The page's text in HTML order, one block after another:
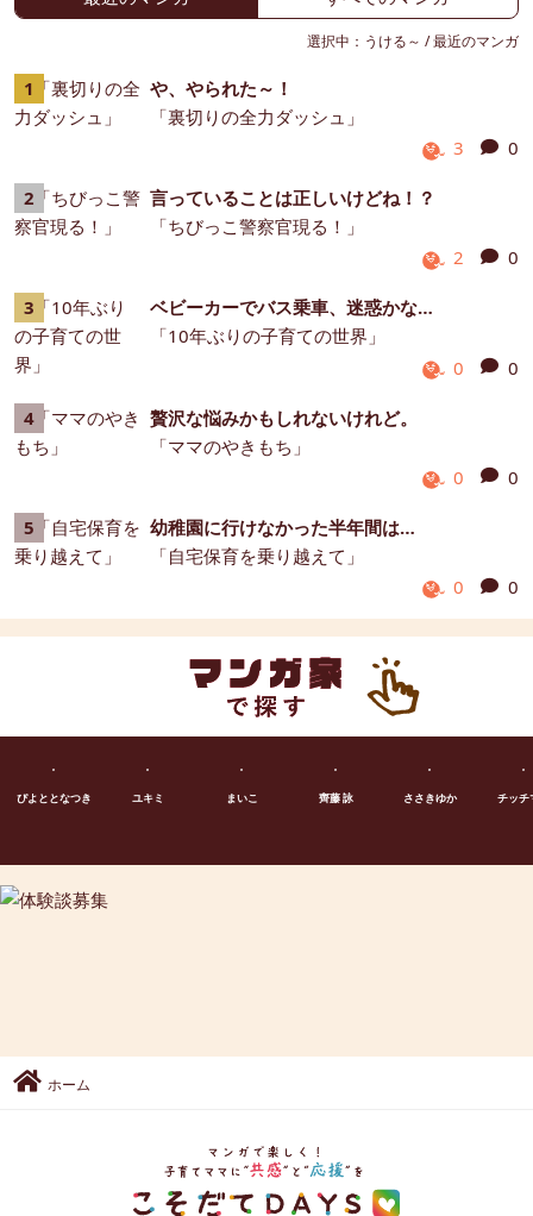
選択中： うける～ /最近のマンガ
や、やられた～！
「裏切りの全力ダッシュ」
3
0
言っていることは正しいけどね！？
「ちびっこ警察官現る！」
2
0
ベビーカーでバス乗車、迷惑かな…
「10年ぶりの子育ての世界」
0
0
贅沢な悩みかもしれないけれど。
「ママのやきもち」
0
0
幼稚園に行けなかった半年間は…
「自宅保育を乗り越えて」
0
0
ぴよととなつき ユキミ まいこ 齊藤 詠 ささきゆか チッチ
ホーム